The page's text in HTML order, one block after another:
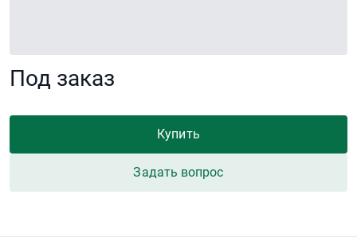
Под заказ
Купить
Задать вопрос